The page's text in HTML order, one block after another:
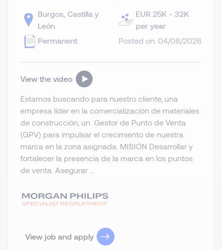
Burgos, Castilla y
León
Permanent
EUR 25K - 32K
per year
Posted on: 04/08/2026
View the video
Estamos buscando para nuestro cliente, una
empresa líder en la comercialización de materiales
de construcción, un Gestor de Punto de Venta
(GPV) para impulsar el crecimiento de nuestra
marca en la zona asignada. MISIÓN Desarrollar y
fortalecer la presencia de la marca en los puntos
de venta. Asegurar ...
View job and apply